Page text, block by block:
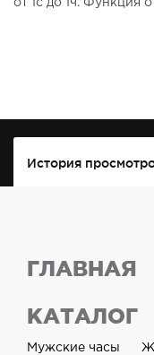
от 1с до 1ч. Функция
История
ГЛАВНАЯ
КАТАЛОГ
Мужские часы